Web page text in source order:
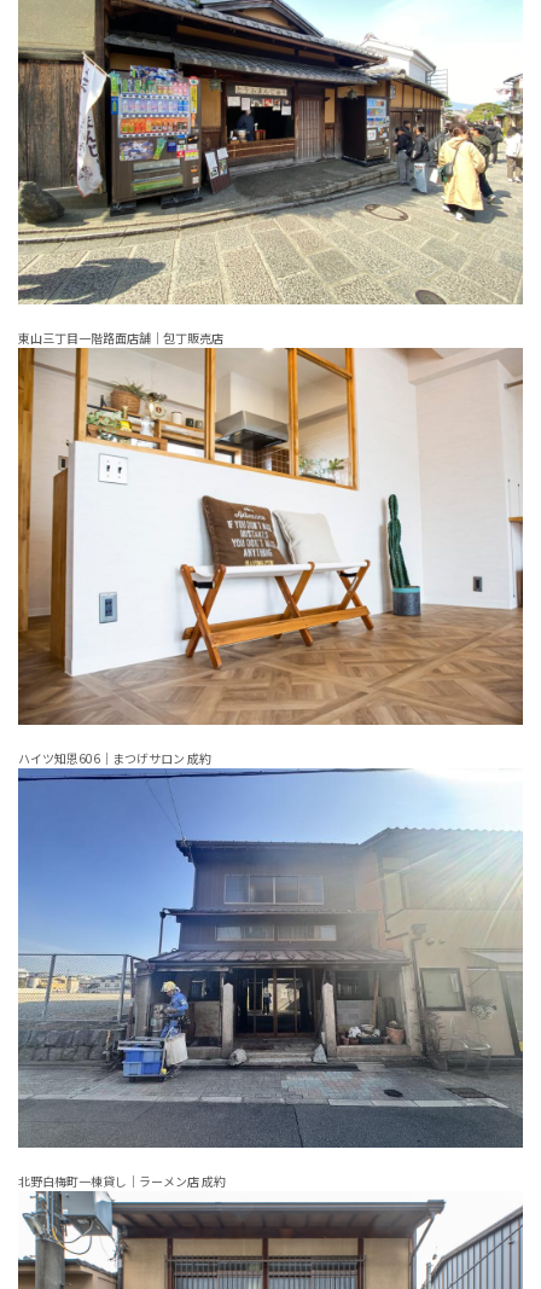
東山三丁目一階路面店舗｜包丁販売店
ハイツ知恩606｜まつげサロン 成約
北野白梅町一棟貸し｜ラーメン店 成約